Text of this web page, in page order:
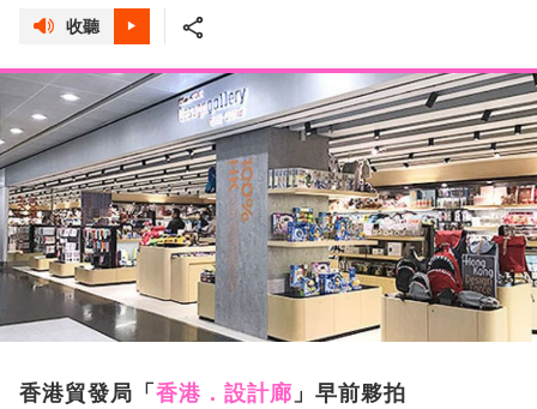
收聽
香港貿發局「 香港．設計廊 」早前夥拍